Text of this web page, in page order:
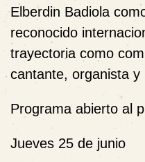
Elberdin Badiola
reconocido
trayectoria como
cantante, organista y
Programa abierto al
Jueves 25 de junio